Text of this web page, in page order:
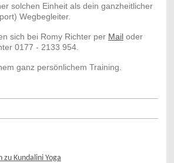
solchen Einheit als dein ganzheitlicher
Wegbegleiter.
sich bei Romy Richter per Mailoder
0177 - 2133 954.
ganz persönlichem Training.
Kundalini Yoga